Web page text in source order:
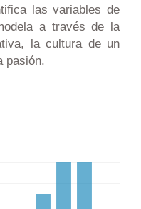
las variables de
a través de la
la cultura de un
pasión.